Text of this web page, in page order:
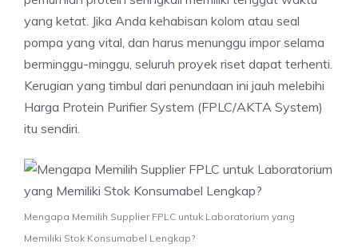
yang ketat. Jika Anda kehabisan kolom atau seal
pompa yang vital, dan harus menunggu impor selama
berminggu-minggu, seluruh proyek riset dapat terhenti.
Kerugian yang timbul dari penundaan ini jauh melebihi
Harga Protein Purifier System (FPLC/AKTA System)
itu sendiri.
Mengapa Memilih Supplier FPLC untuk Laboratorium yang
Memiliki Stok Konsumabel Lengkap?